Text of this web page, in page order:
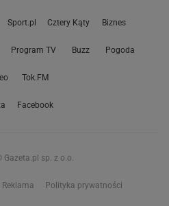
Sport.pl Cztery Kąty Biznes
Program TV Buzz Pogoda
Tok.FM
Facebook
sp. z o.o.
Reklama Polityka prywatności